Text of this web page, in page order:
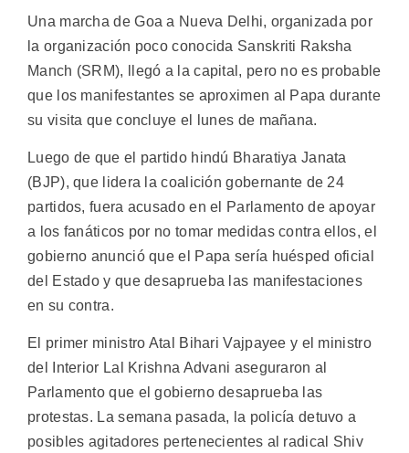
Una marcha de Goa a Nueva Delhi, organizada por
la organización poco conocida Sanskriti Raksha
Manch (SRM), llegó a la capital, pero no es probable
que los manifestantes se aproximen al Papa durante
su visita que concluye el lunes de mañana.
Luego de que el partido hindú Bharatiya Janata
(BJP), que lidera la coalición gobernante de 24
partidos, fuera acusado en el Parlamento de apoyar
a los fanáticos por no tomar medidas contra ellos, el
gobierno anunció que el Papa sería huésped oficial
del Estado y que desaprueba las manifestaciones
en su contra.
El primer ministro Atal Bihari Vajpayee y el ministro
del Interior Lal Krishna Advani aseguraron al
Parlamento que el gobierno desaprueba las
protestas. La semana pasada, la policía detuvo a
posibles agitadores pertenecientes al radical Shiv